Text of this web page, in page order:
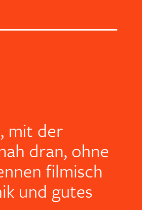
mit der
dran, ohne
filmisch
und gutes